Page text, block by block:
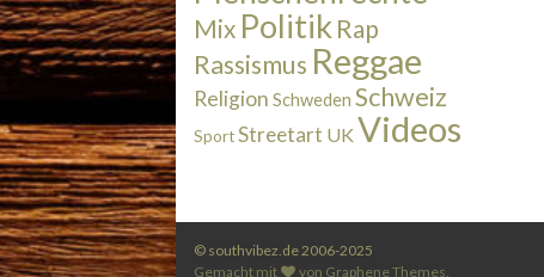
Mix Politik Rap
Rassismus Reggae
Religion Schweden Schweiz
SportStreetart UKVideos
© southvibez.de 2006-2025
Gemacht mit
von Graphene Themes.